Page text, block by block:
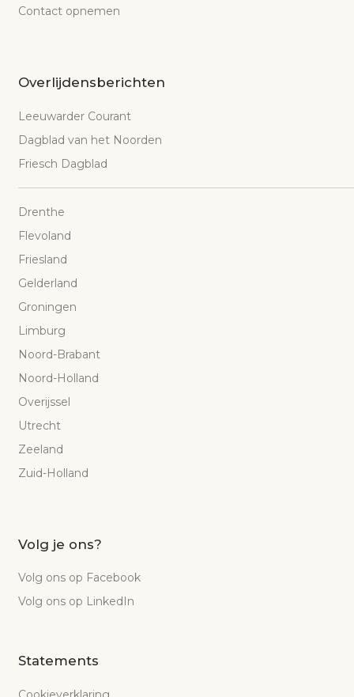
Contact opnemen
Overlijdensberichten
Leeuwarder Courant
Dagblad van het Noorden
Friesch Dagblad
Drenthe
Flevoland
Friesland
Gelderland
Groningen
Limburg
Noord-Brabant
Noord-Holland
Overijssel
Utrecht
Zeeland
Zuid-Holland
Volg je ons?
Volg ons op Facebook
Volg ons op LinkedIn
Statements